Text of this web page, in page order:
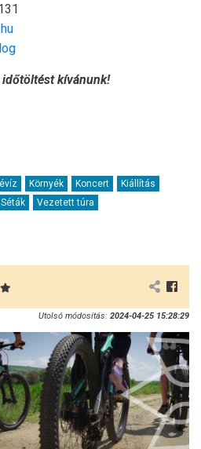
kívánunk!
Környék Koncert
Kiállítás
Vezetett túra
Utolsó módosítás: 2024-04-25 15:28:29